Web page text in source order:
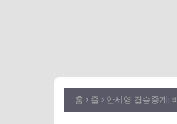
홈 즐 안세영 결승중계: